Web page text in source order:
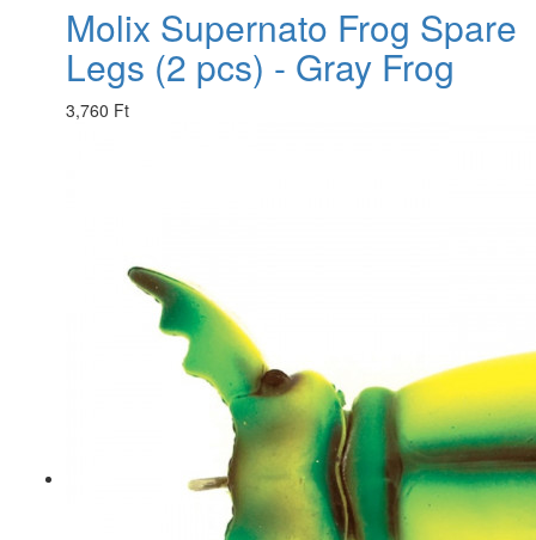
Molix Supernato Frog Spare
Legs (2 pcs) - Gray Frog
3,760 Ft